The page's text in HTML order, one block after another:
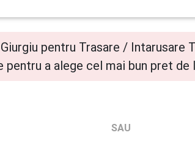
pentru Trasare / Intarusare
a alege cel mai bun pret de
SAU